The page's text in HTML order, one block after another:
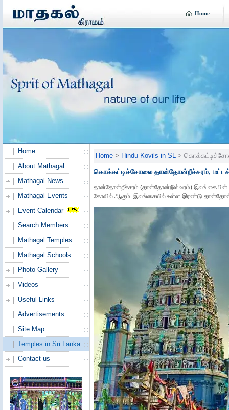
Home
Home
About Mathagal
Mathagal News
Mathagal Events
Event Calendar
Search Members
Mathagal Temples
Mathagal Schools
Photo Gallery
Videos
Useful Links
Advertisements
Site Map
Temples in Sri Lanka
Contact us
Home> Hindu Kovils in SL>
கொக்கட்டிச்சோலை தான்தோன்றீச்சரம்,
தான்தோன்றீச்சரம் (தான்தோன்றீஸ்வரம்) இலங்கையின்
கோவில் ஆகும். இலங்கையில் உள்ள இரண்டு